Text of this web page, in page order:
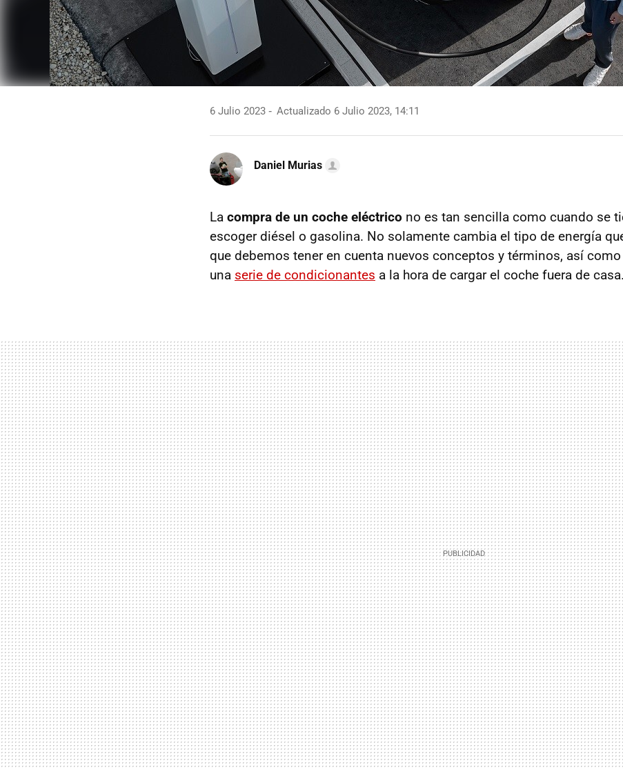
6 Julio 2023 Actualizado 6 Julio 2023, 14:11
Daniel Murias
La compra de un coche eléctrico no es tan sencilla como cuando se
escoger diésel o gasolina. No solamente cambia el tipo de energía
que debemos tener en cuenta nuevos conceptos y términos, así
una serie de condicionantes a la hora de cargar el coche fuera de casa.